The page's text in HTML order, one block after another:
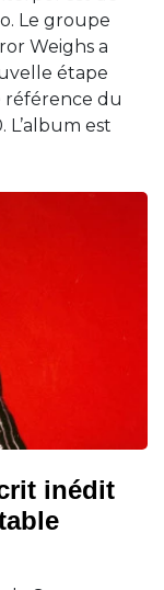
Le groupe
Weighs a
étape
référence du
est
inédit